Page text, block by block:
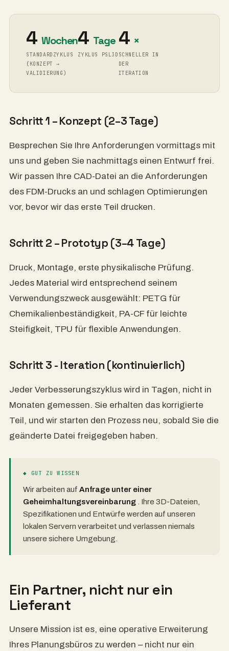
4 Wochen
STANDARDZYKLUS
(KONZEPT →
VALIDIERUNG)
4 Tage
ZYKLUS PSL3D
4 ×
SCHNELLER IN
DER
ITERATION
Schritt 1 – Konzept (2–3 Tage)
Besprechen Sie Ihre Anforderungen vormittags mit
uns und geben Sie nachmittags einen Entwurf frei.
Wir passen Ihre CAD-Datei an die Anforderungen
des FDM-Drucks an und schlagen Optimierungen
vor, bevor wir das erste Teil drucken.
Schritt 2 – Prototyp (3–4 Tage)
Druck, Montage, erste physikalische Prüfung.
Jedes Material wird entsprechend seinem
Verwendungszweck ausgewählt: PETG für
Chemikalienbeständigkeit, PA-CF für leichte
Steifigkeit, TPU für flexible Anwendungen.
Schritt 3 - Iteration (kontinuierlich)
Jeder Verbesserungszyklus wird in Tagen, nicht in
Monaten gemessen. Sie erhalten das korrigierte
Teil, und wir starten den Prozess neu, sobald Sie die
geänderte Datei freigegeben haben.
◆ GUT ZU WISSEN
Wir arbeiten auf Anfrage unter einer
Geheimhaltungsvereinbarung . Ihre 3D-Dateien,
Spezifikationen und Entwürfe werden auf unseren
lokalen Servern verarbeitet und verlassen niemals
unsere sichere Umgebung.
Ein Partner, nicht nur ein
Lieferant
Unsere Mission ist es, eine operative Erweiterung
Ihres Planungsbüros zu werden – nicht nur ein